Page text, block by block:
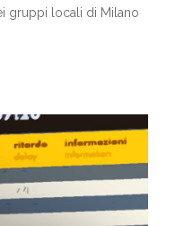
gruppi locali di Milano